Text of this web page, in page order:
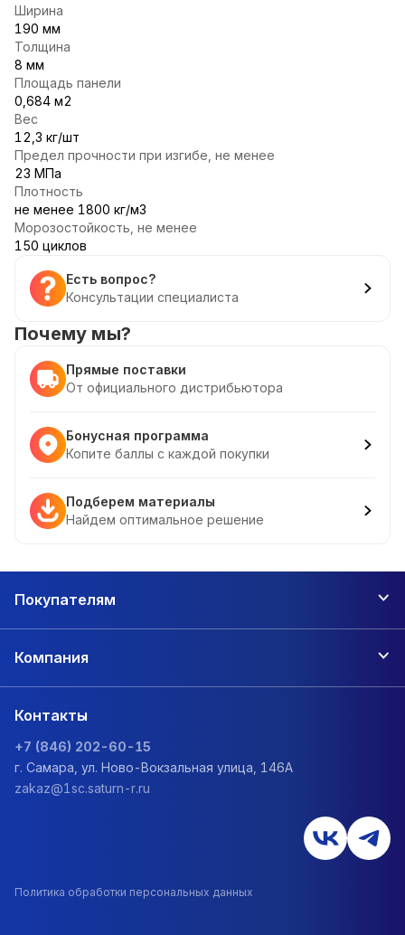
Ширина
190 мм
Толщина
8 мм
Площадь панели
0,684 м2
Вес
12,3 кг/шт
Предел прочности при изгибе, не менее
23 МПа
Плотность
не менее 1800 кг/м3
Морозостойкость, не менее
150 циклов
Есть вопрос?
Консультации специалиста
Почему мы?
Прямые поставки
От официального дистрибьютора
Бонусная программа
Копите баллы с каждой покупки
Подберем материалы
Найдем оптимальное решение
Покупателям
Компания
Контакты
+7 (846) 202-60-15
г. Самара, ул. Ново-Вокзальная улица, 146А
zakaz@1sc.saturn-r.ru
Политика обработки персональных данных